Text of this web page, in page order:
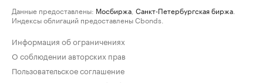
Данные предоставлены: Мосбиржа Санкт-Петербургская биржа
Индексы облигаций предоставлены Cbonds.
Информация об ограничениях
О соблюдении авторских прав
Пользовательское соглашение